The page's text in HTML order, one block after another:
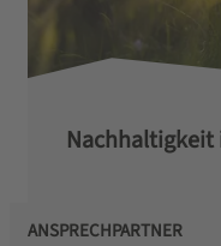
ANSPRECHPARTNER